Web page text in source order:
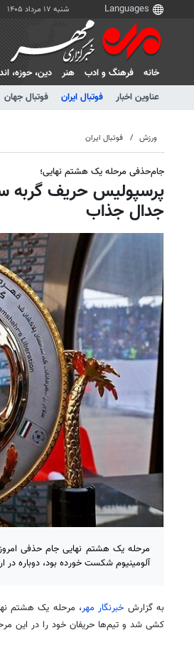
شنبه ۱۷ مرداد ۱۴۰۵
خانه فرهنگ و ادب هنر دين، حوزه،
عناوین اخبار
فوتبال ایران فوتبال جهان
ورزش فوتبال ایران
جام‌حذفی مرحله یک هشتم نهایی؛
پرسپولیس حریف گربه
جدال جذاب
مرحله یک هشتم نهایی جام حذفی
آلومینیوم شکست خورده بود، دوباره در
به گزارش خبرنگار مهر
کشی شد و تیم‌ها حریفان خود را در این